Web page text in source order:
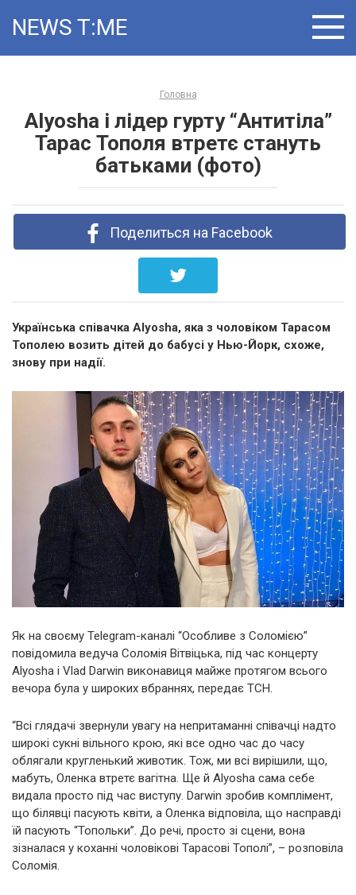
NEWS T:ME
Головна
Alyosha і лідер гурту “Антитіла”
Тарас Тополя втретє стануть
батьками (фото)
Поделиться на Facebook
Українська співачка Alyosha, яка з чоловіком Тарасом
Тополею возить дітей до бабусі у Нью-Йорк, схоже,
знову при надії.
Як на своєму Telegram-каналі “Особливе з Соломією”
повідомила ведуча Соломія Вітвіцька, під час концерту
Alyosha і Vlad Darwin виконавиця майже протягом всього
вечора була у широких вбраннях, передає ТСН.
“Всі глядачі звернули увагу на непритаманні співачці надто
широкі сукні вільного крою, які все одно час до часу
облягали кругленький животик. Тож, ми всі вирішили, що,
мабуть, Оленка втретє вагітна. Ще й Alyosha сама себе
видала просто під час виступу. Darwin зробив комплімент,
що білявці пасують квіти, а Оленка відповіла, що насправді
їй пасують “Топольки”. До речі, просто зі сцени, вона
зізналася у коханні чоловікові Тарасові Тополі”, – розповіла
Соломія.